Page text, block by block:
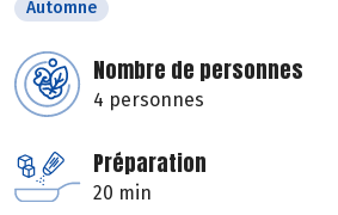
Automne
Nombre de personnes
4 personnes
Préparation
20 min